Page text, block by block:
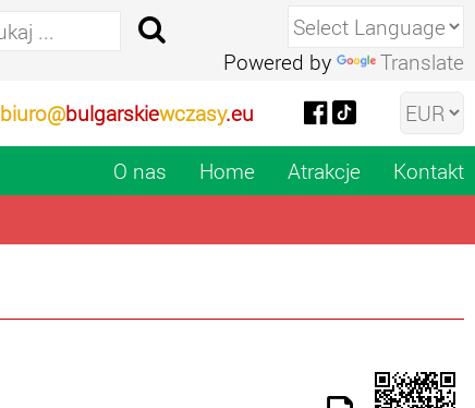
Powered by Translate
biuro@bulgarskiewczasy.eu
O nas Home Atrakcje Kontakt